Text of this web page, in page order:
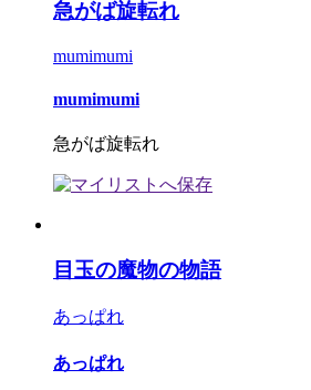
急がば旋転れ
mumimumi
mumimumi
急がば旋転れ
目玉の魔物の物語
あっぱれ
あっぱれ